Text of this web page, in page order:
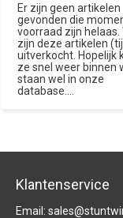
Er zijn geen artikelen
gevonden die
voorraad zijn helaas.
zijn deze artikelen
uitverkocht. Hopelijk
ze snel weer binnen
staan wel in onze
database....
Klantenservice
Email: